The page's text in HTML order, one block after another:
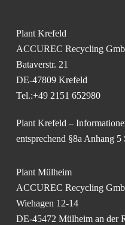
Plant Krefeld
ACCUREC Recycling
Bataverstr. 21
DE-47809 Krefeld
Tel.:+49 2151 652980
Plant Krefeld –
entsprechend §8a Anhang
Plant Mülheim
ACCUREC Recycling
Wiehagen 12-14
DE-45472 Mülheim an der